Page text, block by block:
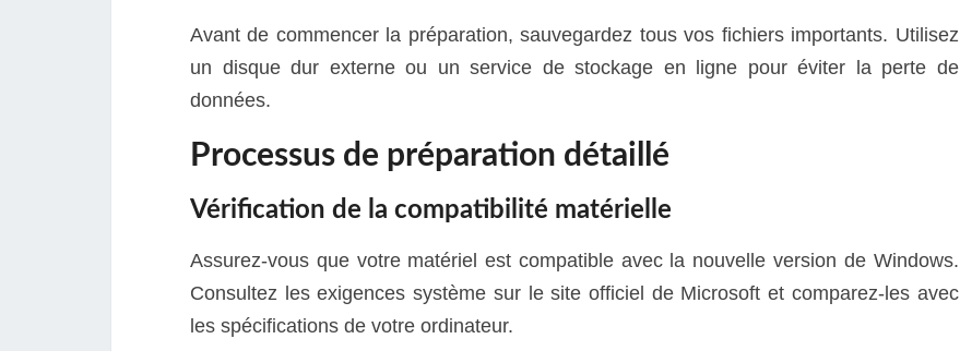
Avant de commencer la préparation, sauvegardez tous vos fichiers importants. Utilisez
un disque dur externe ou un service de stockage en ligne pour éviter la perte de
données.
Processus de préparation détaillé
Vérification de la compatibilité matérielle
Assurez-vous que votre matériel est compatible avec la nouvelle version de Windows.
Consultez les exigences système sur le site officiel de Microsoft et comparez-les avec
les spécifications de votre ordinateur.